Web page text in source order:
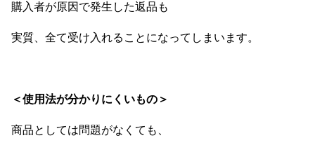
購入者が原因で発生した返品も
実質、全て受け入れることになってしまいます。
＜使用法が分かりにくいもの＞
商品としては問題がなくても、